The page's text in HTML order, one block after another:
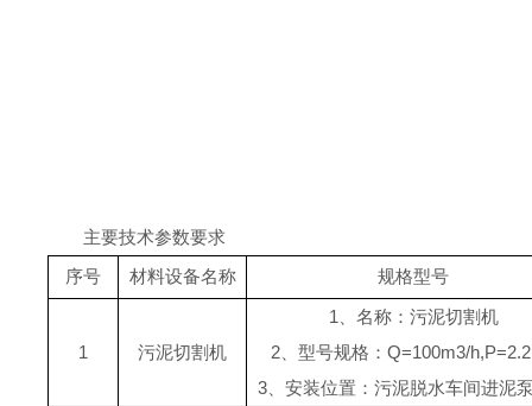
主要技术参数要求
序号
材料设备名称 规格型号
1 污泥切割机
1、名称：污泥切割机
2、型号规格：Q=100m3/
3、安装位置：污泥脱水车间进泥